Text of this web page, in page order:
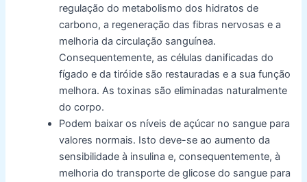
regulação do metabolismo dos hidratos de
carbono, a regeneração das fibras nervosas e a
melhoria da circulação sanguínea.
Consequentemente, as células danificadas do
fígado e da tiróide são restauradas e a sua função
melhora. As toxinas são eliminadas naturalmente
do corpo.
Podem baixar os níveis de açúcar no sangue para
valores normais. Isto deve-se ao aumento da
sensibilidade à insulina e, consequentemente, à
melhoria do transporte de glicose do sangue para